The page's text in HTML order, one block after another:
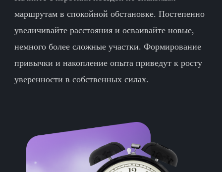
маршрутам в спокойной обстановке. Постепенно
увеличивайте расстояния и осваивайте новые,
немного более сложные участки. Формирование
привычки и накопление опыта приведут к росту
уверенности в собственных силах.